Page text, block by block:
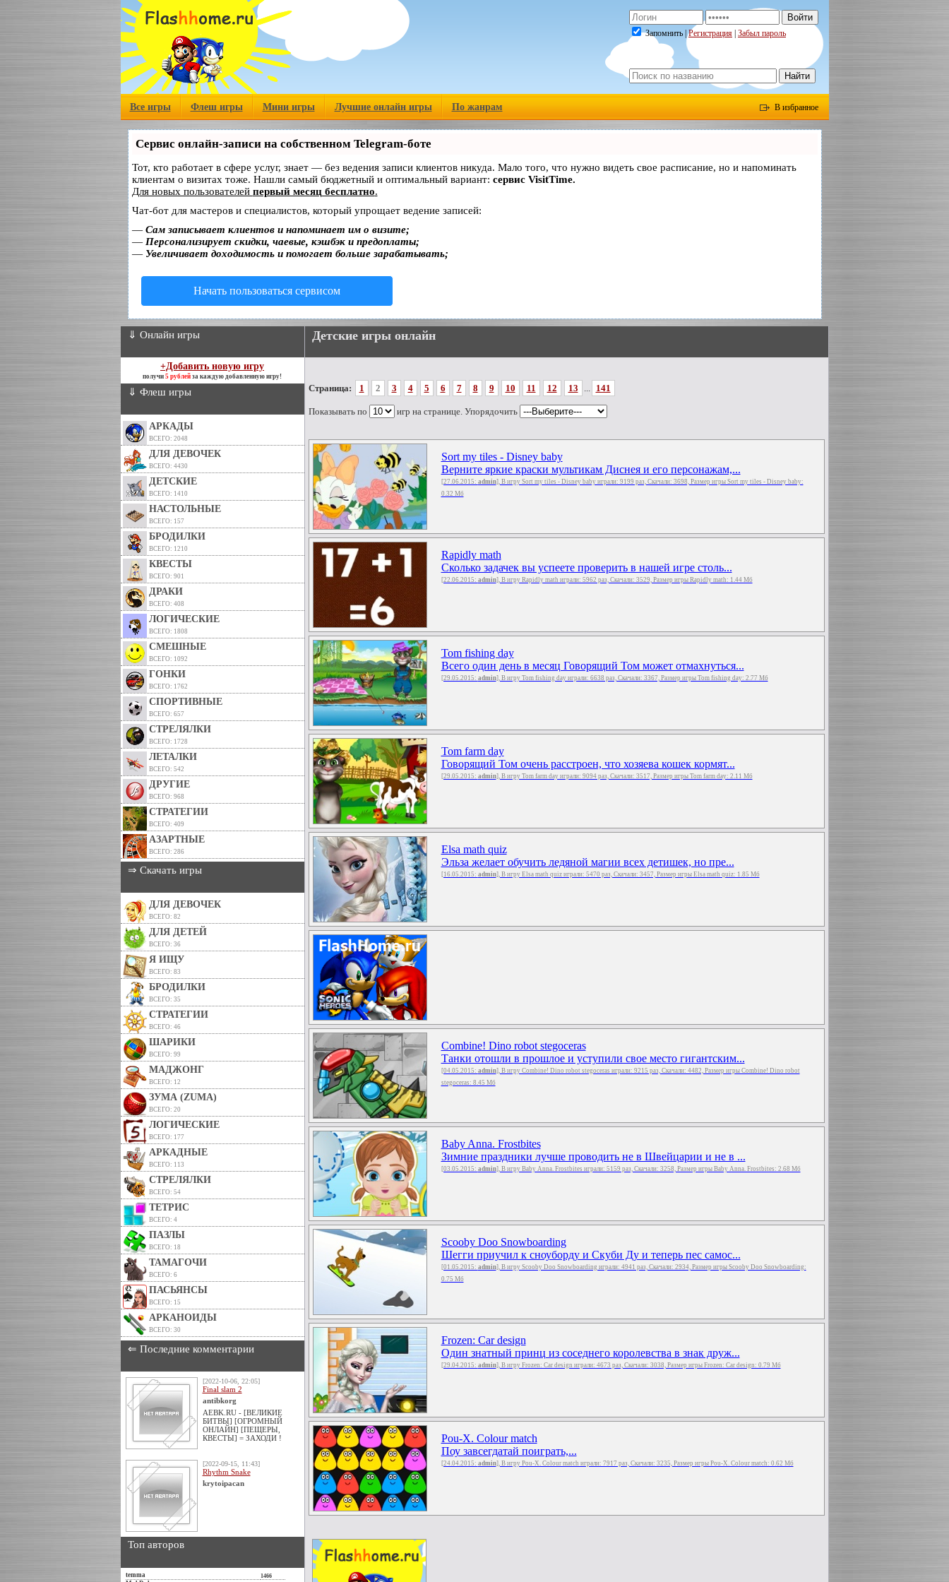
Запомнить |Регистрация Забыл пароль
Все игры Флеш игры Мини игры Лучшие онлайн игры По жанрам В избранное
Сервис онлайн-записи на собственном Telegram-боте
Тот, кто работает в сфере услуг, знает — без ведения записи клиентов никуда. Мало того, что нужно видеть свое расписание, но и напоминать
клиентам о визитах тоже. Нашли самый бюджетный и оптимальный вариант: сервис VisitTime.
Для новых пользователей первый месяц бесплатно.
Чат-бот для мастеров и специалистов, который упрощает ведение записей:
— Сам записывает клиентов и напоминает им о визите;
— Персонализирует скидки, чаевые, кэшбэк и предоплаты;
— Увеличивает доходимость и помогает больше зарабатывать;
Начать пользоваться сервисом
⇓ Онлайн игры
+Добавить новую игру
получи 5 рублей за каждую добавленную игру!
⇓ Флеш игры
АРКАДЫ
ВСЕГО: 2048
ДЛЯ ДЕВОЧЕК
ВСЕГО: 4430
ДЕТСКИЕ
ВСЕГО: 1410
НАСТОЛЬНЫЕ
ВСЕГО: 157
БРОДИЛКИ
ВСЕГО: 1210
КВЕСТЫ
ВСЕГО: 901
ДРАКИ
ВСЕГО: 408
ЛОГИЧЕСКИЕ
ВСЕГО: 1808
СМЕШНЫЕ
ВСЕГО: 1092
ГОНКИ
ВСЕГО: 1762
СПОРТИВНЫЕ
ВСЕГО: 657
СТРЕЛЯЛКИ
ВСЕГО: 1728
ЛЕТАЛКИ
ВСЕГО: 542
ДРУГИЕ
ВСЕГО: 968
СТРАТЕГИИ
ВСЕГО: 409
АЗАРТНЫЕ
ВСЕГО: 286
⇒ Скачать игры
ДЛЯ ДЕВОЧЕК
ВСЕГО: 82
ДЛЯ ДЕТЕЙ
ВСЕГО: 36
Я ИЩУ
ВСЕГО: 83
БРОДИЛКИ
ВСЕГО: 35
СТРАТЕГИИ
ВСЕГО: 46
ШАРИКИ
ВСЕГО: 99
МАДЖОНГ
ВСЕГО: 12
ЗУМА (ZUMA)
ВСЕГО: 20
ЛОГИЧЕСКИЕ
ВСЕГО: 177
АРКАДНЫЕ
ВСЕГО: 113
СТРЕЛЯЛКИ
ВСЕГО: 54
ТЕТРИС
ВСЕГО: 4
ПАЗЛЫ
ВСЕГО: 18
ТАМАГОЧИ
ВСЕГО: 6
ПАСЬЯНСЫ
ВСЕГО: 15
АРКАНОИДЫ
ВСЕГО: 30
⇐ Последние комментарии
[2022-10-06, 22:05]
Final slam 2
antibkorg
AEBK.RU - [ВЕЛИКИЕ
БИТВЫ] [ОГРОМНЫЙ
ОНЛАЙН] [ПЕЩЕРЫ,
КВЕСТЫ] = ЗАХОДИ !
[2022-09-15, 11:43]
Rhythm Snake
krytoipacan
Топ авторов
temma 1466
Детские игры онлайн
Страница: 1 2 3 4 5 6 7 8 9 10 11 12 13 ... 141
Показывать по игр на странице. Упорядочить
Sort my tiles - Disney baby
Верните яркие краски мультикам Диснея и его персонажам,...
[27.06.2015: admin], В игру Sort my tiles - Disney baby играли: 9199 раз, Скачали: 3698, Размер игры Sort my tiles - Disney baby:
0.32 Мб
Rapidly math
Сколько задачек вы успеете проверить в нашей игре столь...
[22.06.2015: admin], В игру Rapidly math играли: 5962 раз, Скачали: 3529, Размер игры Rapidly math: 1.44 Мб
Tom fishing day
Всего один день в месяц Говорящий Том может отмахнуться...
[29.05.2015: admin], В игру Tom fishing day играли: 6638 раз, Скачали: 3367, Размер игры Tom fishing day: 2.77 Мб
Tom farm day
Говорящий Том очень расстроен, что хозяева кошек кормят...
[29.05.2015: admin], В игру Tom farm day играли: 9094 раз, Скачали: 3517, Размер игры Tom farm day: 2.11 Мб
Elsa math quiz
Эльза желает обучить ледяной магии всех детишек, но пре...
[16.05.2015: admin], В игру Elsa math quiz играли: 5470 раз, Скачали: 3457, Размер игры Elsa math quiz: 1.85 Мб
Combine! Dino robot stegoceras
Танки отошли в прошлое и уступили свое место гигантским...
[04.05.2015: admin], В игру Combine! Dino robot stegoceras играли: 9215 раз, Скачали: 4482, Размер игры Combine! Dino robot
stegoceras: 8.45 Мб
Baby Anna. Frostbites
Зимние праздники лучше проводить не в Швейцарии и не в ...
[03.05.2015: admin], В игру Baby Anna. Frostbites играли: 5159 раз, Скачали: 3258, Размер игры Baby Anna. Frostbites: 2.68 Мб
Scooby Doo Snowboarding
Шегги приучил к сноуборду и Скуби Ду и теперь пес самос...
[01.05.2015: admin], В игру Scooby Doo Snowboarding играли: 4941 раз, Скачали: 2934, Размер игры Scooby Doo Snowboarding:
0.75 Мб
Frozen: Car design
Один знатный принц из соседнего королевства в знак друж...
[29.04.2015: admin], В игру Frozen: Car design играли: 4673 раз, Скачали: 3038, Размер игры Frozen: Car design: 0.79 Мб
Pou-X. Colour match
Поу завсегдатай поиграть,...
[24.04.2015: admin], В игру Pou-X. Colour match играли: 7917 раз, Скачали: 3235, Размер игры Pou-X. Colour match: 0.62 Мб